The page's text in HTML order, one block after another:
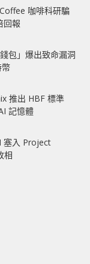
咖啡科研騙
報
包」爆出致命漏洞
推出 HBF 標準
記憶體
塞入 Project
相